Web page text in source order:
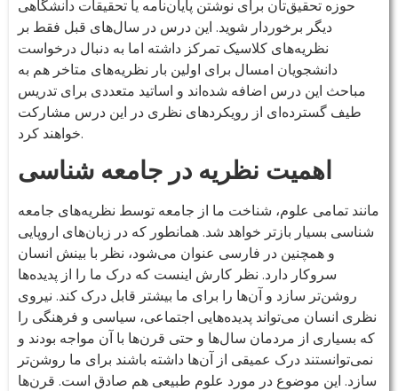
حوزه تحقیق‌‌تان برای نوشتن پایان‌نامه یا تحقیقات دانشگاهی
دیگر برخوردار شوید. این درس در سال‌های قبل فقط بر
نظریه‌های کلاسیک تمرکز داشته اما به دنبال درخواست
دانشجویان امسال برای اولین بار نظریه‌های متاخر هم به
مباحث این درس اضافه شده‌اند و اساتید متعددی برای تدریس
طیف گسترده‌ای از رویکردهای نظری در این درس مشارکت
خواهند کرد.
اهمیت نظریه در جامعه شناسی
مانند تمامی علوم، شناخت ما از جامعه توسط نظریه‌های جامعه
شناسی بسیار بازتر خواهد شد. همانطور که در زبان‌های اروپایی
و همچنین در فارسی عنوان می‌شود، نظر با بینش انسان
سروکار دارد. نظر کارش اینست که درک ما را از پدیده‌ها
روشن‌تر سازد و آن‌ها را برای ما بیشتر قابل درک کند. نیروی
نظری انسان می‌تواند پدیده‌هایی اجتماعی، سیاسی و فرهنگی را
که بسیاری از مردمان سال‌ها و حتی قرن‌ها با آن مواجه بودند و
نمی‌توانستند درک عمیقی از آن‌ها داشته باشند برای ما روشن‌تر
سازد. این موضوع در مورد علوم طبیعی هم صادق است. قرن‌ها